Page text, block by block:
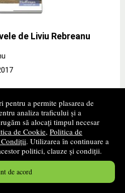
pentru a permite plasarea de
analiza traficului și a
să alocați timpul necesar
de Cookie, Politica de
. Utilizarea în continuare a
politici, clauze și condiții.
de acord
de Liviu Rebreanu
„Calvarul si alte nuvele
editura HOFFMAN Punct de
interbelica, Liviu Rebreanu,
robusta de » ...mai mult